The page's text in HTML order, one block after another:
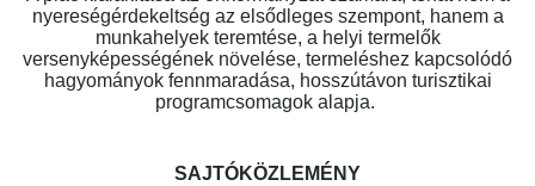
nyereségérdekeltség az elsődleges szempont, hanem a
munkahelyek teremtése, a helyi termelők
versenyképességének növelése, termeléshez kapcsolódó
hagyományok fennmaradása, hosszútávon turisztikai
programcsomagok alapja.
SAJTÓKÖZLEMÉNY